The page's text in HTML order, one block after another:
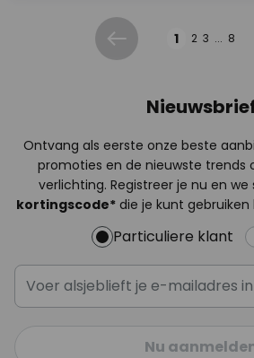
Vorige 1 2 3 ... 8
Ontvang als eerste onze beste
promoties en de nieuwste trends
verlichting. Registreer je nu en we
kortingscode*die je kunt gebruiken
Particuliere klant
Nu